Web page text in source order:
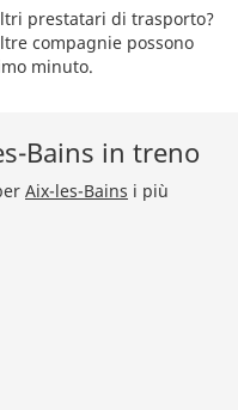
prestatari di trasporto?
compagnie possono
minuto.
Bains in treno
Aix-les-Bains i più